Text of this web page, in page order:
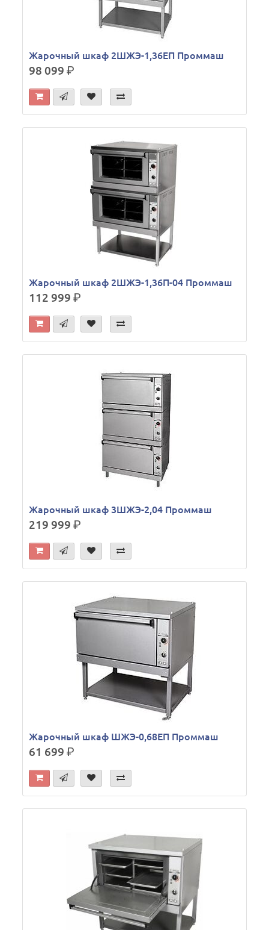
Жарочный шкаф 2ШЖЭ-1,36ЕП Проммаш
98 099р.
Жарочный шкаф 2ШЖЭ-1,36П-04 Проммаш
112 999р.
Жарочный шкаф 3ШЖЭ-2,04 Проммаш
219 999р.
Жарочный шкаф ШЖЭ-0,68ЕП Проммаш
61 699р.